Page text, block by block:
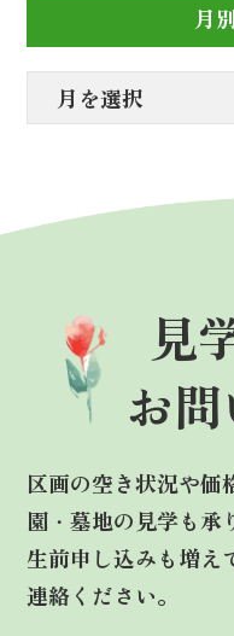
月
見
お
区画の空き状況や価
園・墓地の見学も承
生前申し込みも増え
連絡ください。